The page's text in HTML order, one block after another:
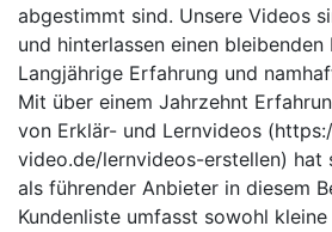
abgestimmt sind. Unsere Videos
und hinterlassen einen bleibenden
Langjährige Erfahrung und
Mit über einem Jahrzehnt
von Erklär- und Lernvideos
video.de/lernvideos-erstellen) hat
als führender Anbieter in diesem
Kundenliste umfasst sowohl